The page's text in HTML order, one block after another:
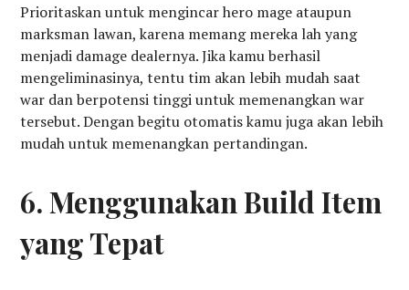
Prioritaskan untuk mengincar hero mage ataupun
marksman lawan, karena memang mereka lah yang
menjadi damage dealernya. Jika kamu berhasil
mengeliminasinya, tentu tim akan lebih mudah saat
war dan berpotensi tinggi untuk memenangkan war
tersebut. Dengan begitu otomatis kamu juga akan lebih
mudah untuk memenangkan pertandingan.
6. Menggunakan Build Item
yang Tepat